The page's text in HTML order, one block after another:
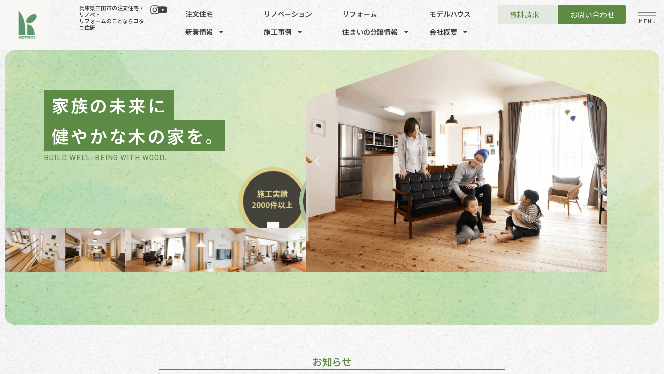
兵庫県三田市の注文住宅・
リノベ・
リフォームのことならコタ
ニ住研
注文住宅 リノベーション リフォーム
モデルハウス
新着情報
施工事例 住まいの分譲情報 会社概要
資料請求 お問い合わせ
MENU
家族の未来に
健やかな木の家を。
BUILD WELL-BEING WITH WOOD.
お知らせ